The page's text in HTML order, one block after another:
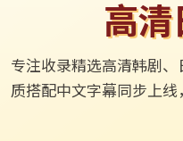
高
专注收录精选高清韩剧
质搭配中文字幕同步上